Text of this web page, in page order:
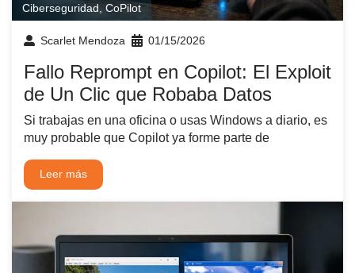
Ciberseguridad CoPilot
Scarlet Mendoza 01/15/2026
Fallo Reprompt en Copilot: El Exploit
de Un Clic que Robaba Datos
Si trabajas en una oficina o usas Windows a diario, es
muy probable que Copilot ya forme parte de
Leer más